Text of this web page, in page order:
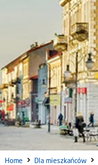
Home Dla mieszkańców